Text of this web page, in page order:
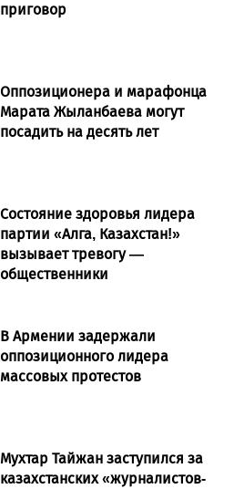
приговор
Оппозиционера и марафонца
Марата Жыланбаева могут
посадить на десять лет
Состояние здоровья лидера
партии «Алга, Казахстан!»
вызывает тревогу —
общественники
В Армении задержали
оппозиционного лидера
массовых протестов
Мухтар Тайжан заступился за
казахстанских «журналистов-